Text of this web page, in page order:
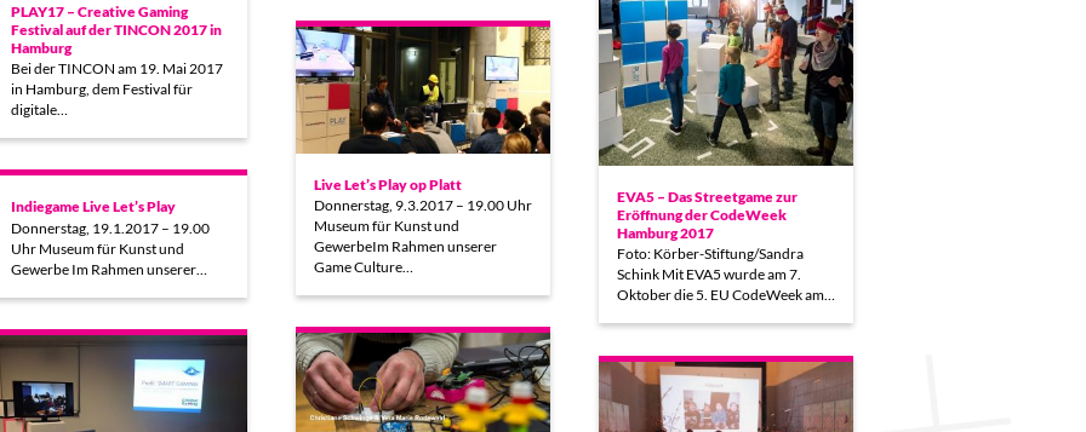
EVA5 – Das Streetgame zur
Eröffnung der CodeWeek
Hamburg 2017
Foto: Körber-Stiftung/Sandra
Schink Mit EVA5 wurde am 7.
Oktober die 5. EU CodeWeek am…
PLAY17 – Creative Gaming
Festival auf der TINCON 2017 in
Hamburg
Bei der TINCON am 19. Mai 2017
in Hamburg, dem Festival für
digitale…
Live Let’s Play op Platt
Donnerstag, 9.3.2017 – 19.00 Uhr
Museum für Kunst und
GewerbeIm Rahmen unserer
Game Culture…
Indiegame Live Let’s Play
Donnerstag, 19.1.2017 – 19.00
Uhr Museum für Kunst und
Gewerbe Im Rahmen unserer…